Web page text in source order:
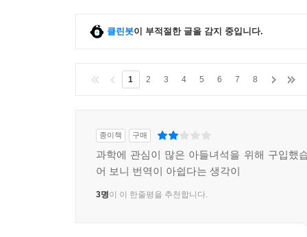
클린봇이 부적절한 글을 감지 중입니다.
1 2 3 4 5 6 7 8
종이책 구매
과학에 관심이 많은 아들녀석을 위해 구입했
어 보니 번역이 아쉽다는 생각이
3명이 이 한줄평을 추천합니다.